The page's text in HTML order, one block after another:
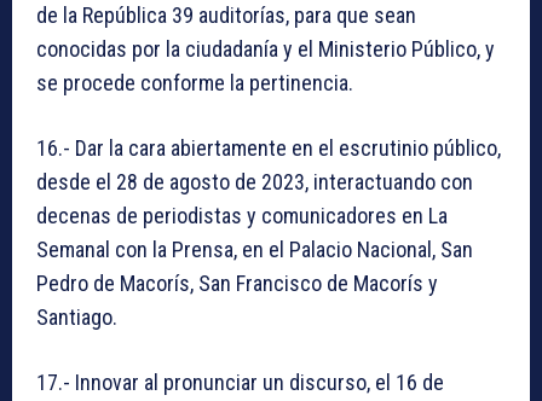
de la República 39 auditorías, para que sean
conocidas por la ciudadanía y el Ministerio Público, y
se procede conforme la pertinencia.
16.- Dar la cara abiertamente en el escrutinio público,
desde el 28 de agosto de 2023, interactuando con
decenas de periodistas y comunicadores en La
Semanal con la Prensa, en el Palacio Nacional, San
Pedro de Macorís, San Francisco de Macorís y
Santiago.
17.- Innovar al pronunciar un discurso, el 16 de